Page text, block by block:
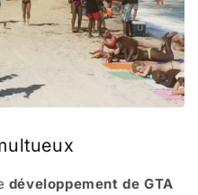
développement de GTA